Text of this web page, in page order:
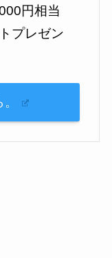
円相当
プレゼン